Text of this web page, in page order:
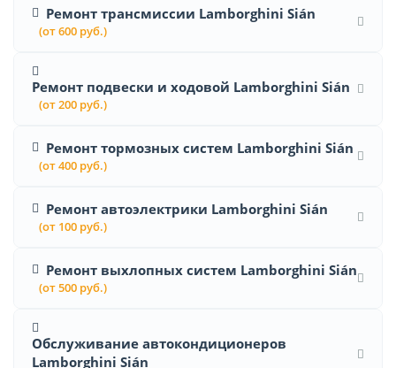
Ремонт трансмиссии Lamborghini Sián
(от 600 руб.)
Ремонт подвески и ходовой Lamborghini Sián
(от 200 руб.)
Ремонт тормозных систем Lamborghini Sián
(от 400 руб.)
Ремонт автоэлектрики Lamborghini Sián
(от 100 руб.)
Ремонт выхлопных систем Lamborghini Sián
(от 500 руб.)
Обслуживание автокондиционеров
Lamborghini Sián